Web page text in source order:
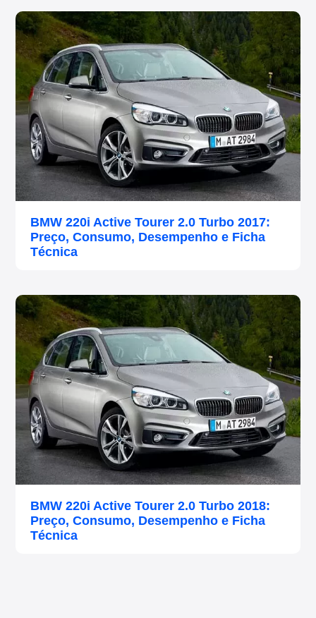
BMW 220i Active Tourer 2.0 Turbo 2017:
Preço, Consumo, Desempenho e Ficha
Técnica
BMW 220i Active Tourer 2.0 Turbo 2018:
Preço, Consumo, Desempenho e Ficha
Técnica